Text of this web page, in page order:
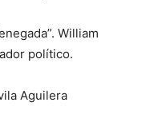
William
político.
Aguilera